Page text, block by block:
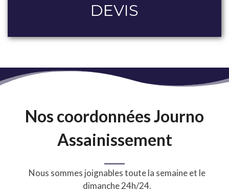
DEVIS
Nos coordonnées Journo
Assainissement
Nous sommes joignables toute la semaine et le
dimanche 24h/24.